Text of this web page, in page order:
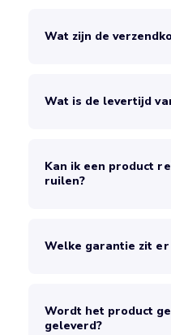
Wat zijn de
Wat is de levertijd
Kan ik een product
ruilen?
Welke garantie zit
Wordt het product
geleverd?